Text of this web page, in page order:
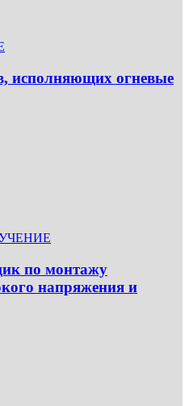
исполняющих огневые
по монтажу
напряжения и